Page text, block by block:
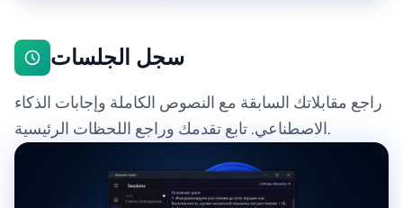
سجل الجلسات
راجع مقابلاتك السابقة مع النصوص الكاملة وإجابات الذكاء
الاصطناعي. تابع تقدمك وراجع اللحظات الرئيسية.